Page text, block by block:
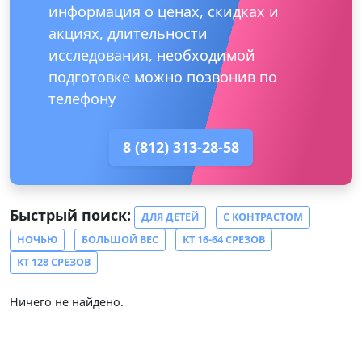
информация о ценах, скидках и
акциях, длительности
исследования, необходимой
подготовке можно позвонив по
телефону
8 (812) 313-28-58
Быстрый поиск: ДЛЯ ДЕТЕЙ
С КОНТРАСТОМ
НОЧЬЮ
БОЛЬШОЙ ВЕС
КТ 16-64 СРЕЗОВ
КТ 128 СРЕЗОВ
Ничего не найдено.